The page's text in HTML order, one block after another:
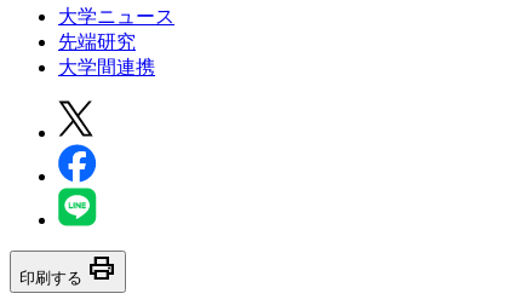
大学ニュース
先端研究
大学間連携
印刷する print